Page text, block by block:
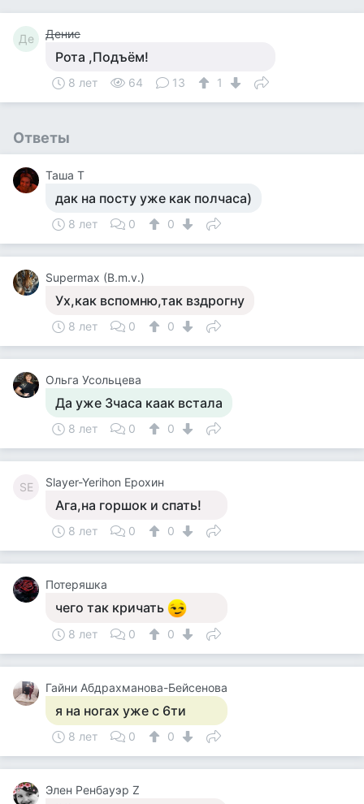
Де Денис
Рота ,Подъём!
8 лет 64 13 1
Ответы
Таша Т
дак на посту уже как полчаса)
8 лет 0 0
Supermax (B.m.v.)
Ух,как вспомню,так вздрогну
8 лет 0 0
Ольга Усольцева
Да уже 3часа каак встала
8 лет 0 0
SЕ Slayer-Yerihon Ерохин
Ага,на горшок и спать!
8 лет 0 0
Потеряшка
чего так кричать
8 лет 0 0
Гайни Абдрахманова-Бейсенова
я на ногах уже с 6ти
8 лет 0 0
Элен Ренбауэр Z